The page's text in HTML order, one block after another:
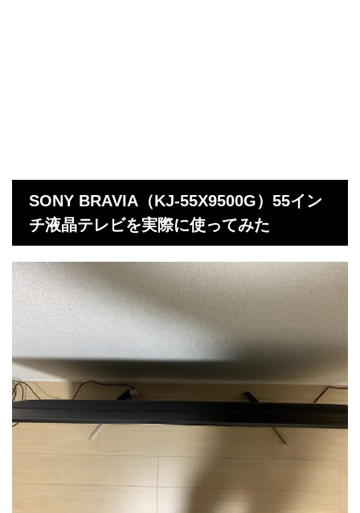
SONY BRAVIA（KJ-55X9500G）55イン
チ液晶テレビを実際に使ってみた